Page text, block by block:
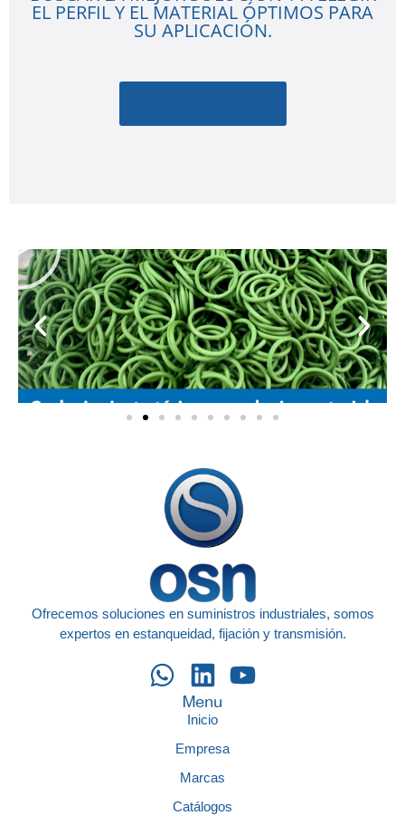
EL PERFIL Y EL MATERIAL ÓPTIMOS PARA
SU APLICACIÓN.
Ofrecemos soluciones en suministros industriales, somos
expertos en estanqueidad, fijación y transmisión.
Menu
Inicio
Empresa
Marcas
Catálogos